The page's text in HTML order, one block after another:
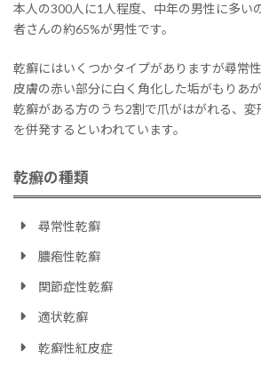
本人の300人に1人程度、中年の男性に多い
者さんの約65%が男性です。
乾癬にはいくつかタイプがありますが尋常
皮膚の赤い部分に白く角化した垢がもりあ
乾癬がある方のうち2割で爪がはがれる、
を併発するといわれています。
乾癬の種類
尋常性乾癬
膿疱性乾癬
関節症性乾癬
適状乾癬
乾癬性紅皮症